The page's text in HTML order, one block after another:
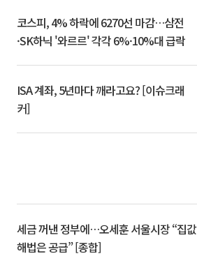
코스피, 4% 하락에 6270선 마감…삼전
·SK하닉 '와르르' 각각 6%·10%대 급락
ISA 계좌, 5년마다 깨라고요? [이슈크래
커]
세금 꺼낸 정부에…오세훈 서울시장 “집값
해법은 공급” [종합]